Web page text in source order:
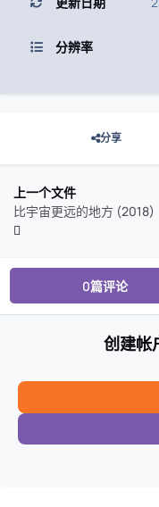
分辨率
分享
上一个文件
比宇宙更远的地方 (2018)
0篇评论
创建帐